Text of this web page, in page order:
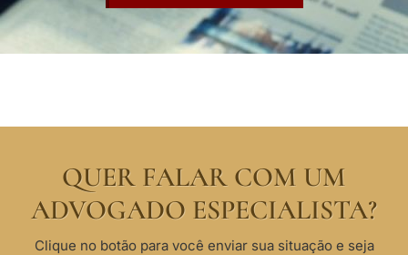
QUER FALAR COM UM
ADVOGADO ESPECIALISTA?
Clique no botão para você enviar sua situação e seja